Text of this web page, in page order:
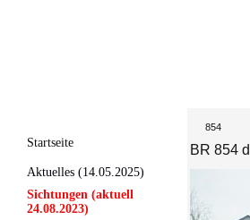
Startseite
Aktuelles (14.05.2025)
Sichtungen (aktuell
24.08.2023)
854
BR 854